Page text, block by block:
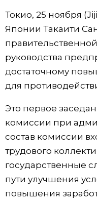
Фото/Видео
Разделы
Люди
Политика
Экономика
Общество
Популярные статьи
Японский
Семья
Еда и напитки
Токио, 25 ноября
Японии Такаити
руководства
достаточному
для
Это первое
комиссии при
состав комиссии
трудового
государственные
пути улучшения
повышения